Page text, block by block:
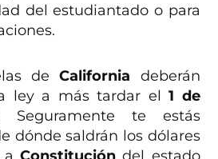
del estudiantado o para
deCalifornia deberán
ley a más tardar el1 de
Seguramente te estás
dónde saldrán los dólares